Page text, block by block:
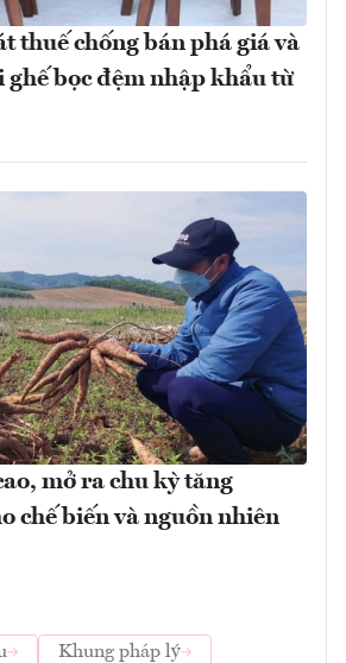
thuế chống bán phá giá và
ghế bọc đệm nhập khẩu từ
mở ra chu kỳ tăng
chế biến và nguồn nhiên
Khung pháp lý